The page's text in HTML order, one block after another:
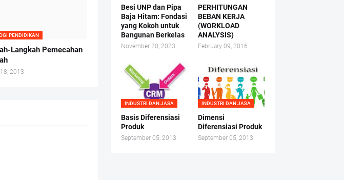
PENDIDIKAN
Langkah Pemecahan
2013
Besi UNP dan Pipa
Baja Hitam: Fondasi
yang Kokoh untuk
Bangunan Berkelas
November 20, 2023
PERHITUNGAN
BEBAN KERJA
(WORKLOAD
ANALYSIS)
February 09, 2016
INDUSTRI DAN JASA
Basis Diferensiasi
Produk
September 05, 2013
INDUSTRI DAN JASA
Dimensi
Diferensiasi Produk
September 05, 2013